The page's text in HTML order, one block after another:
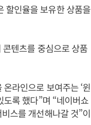
할인율을 보유한 상품을
텐츠를 중심으로 상품
라인으로 보여주는 ‘윈
록 했다”며 “네이버쇼
스를 개선해나갈 것”이